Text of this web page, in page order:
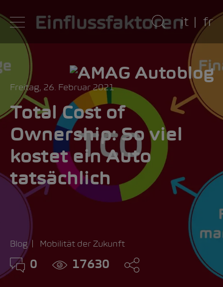
it fr
Freitag, 26. Februar 2021
Total Cost of
Ownership: So viel
kostet ein Auto
tatsächlich
Blog Mobilität der Zukunft
0 17630